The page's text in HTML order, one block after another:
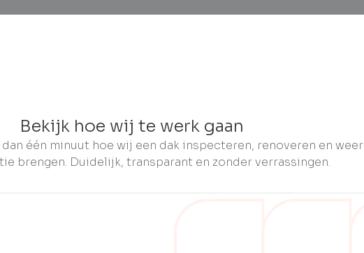
Bekijk hoe wij te werk gaan
één minuut hoe wij een dak inspecteren, renoveren en weer
brengen. Duidelijk, transparant en zonder verrassingen.